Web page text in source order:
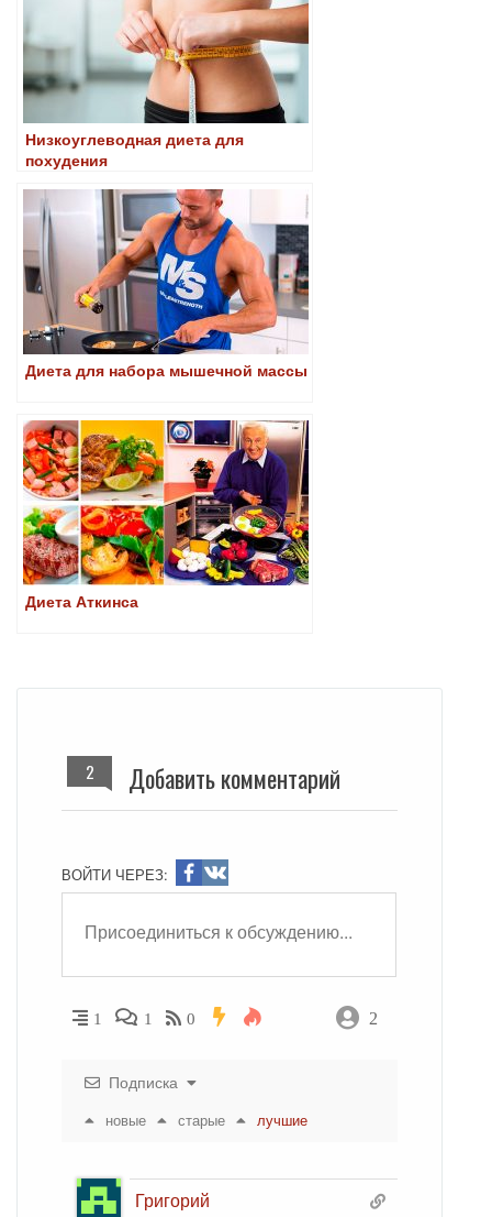
Низкоуглеводная диета для
похудения
Диета для набора мышечной массы
Диета Аткинса
2 Добавить комментарий
ВОЙТИ ЧЕРЕЗ:
1 1 0 2
Подписка
новые старые лучшие
Григорий